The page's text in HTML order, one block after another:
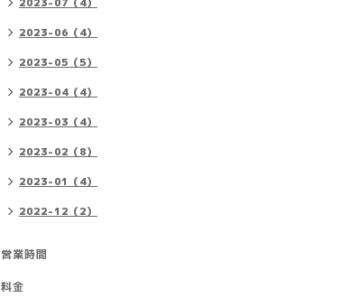
2023-06（4）
2023-05（5）
2023-04（4）
2023-03（4）
2023-02（8）
2023-01（4）
2022-12（2）
営業時間
料金